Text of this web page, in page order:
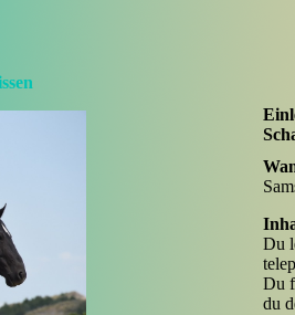
Du
Du
du